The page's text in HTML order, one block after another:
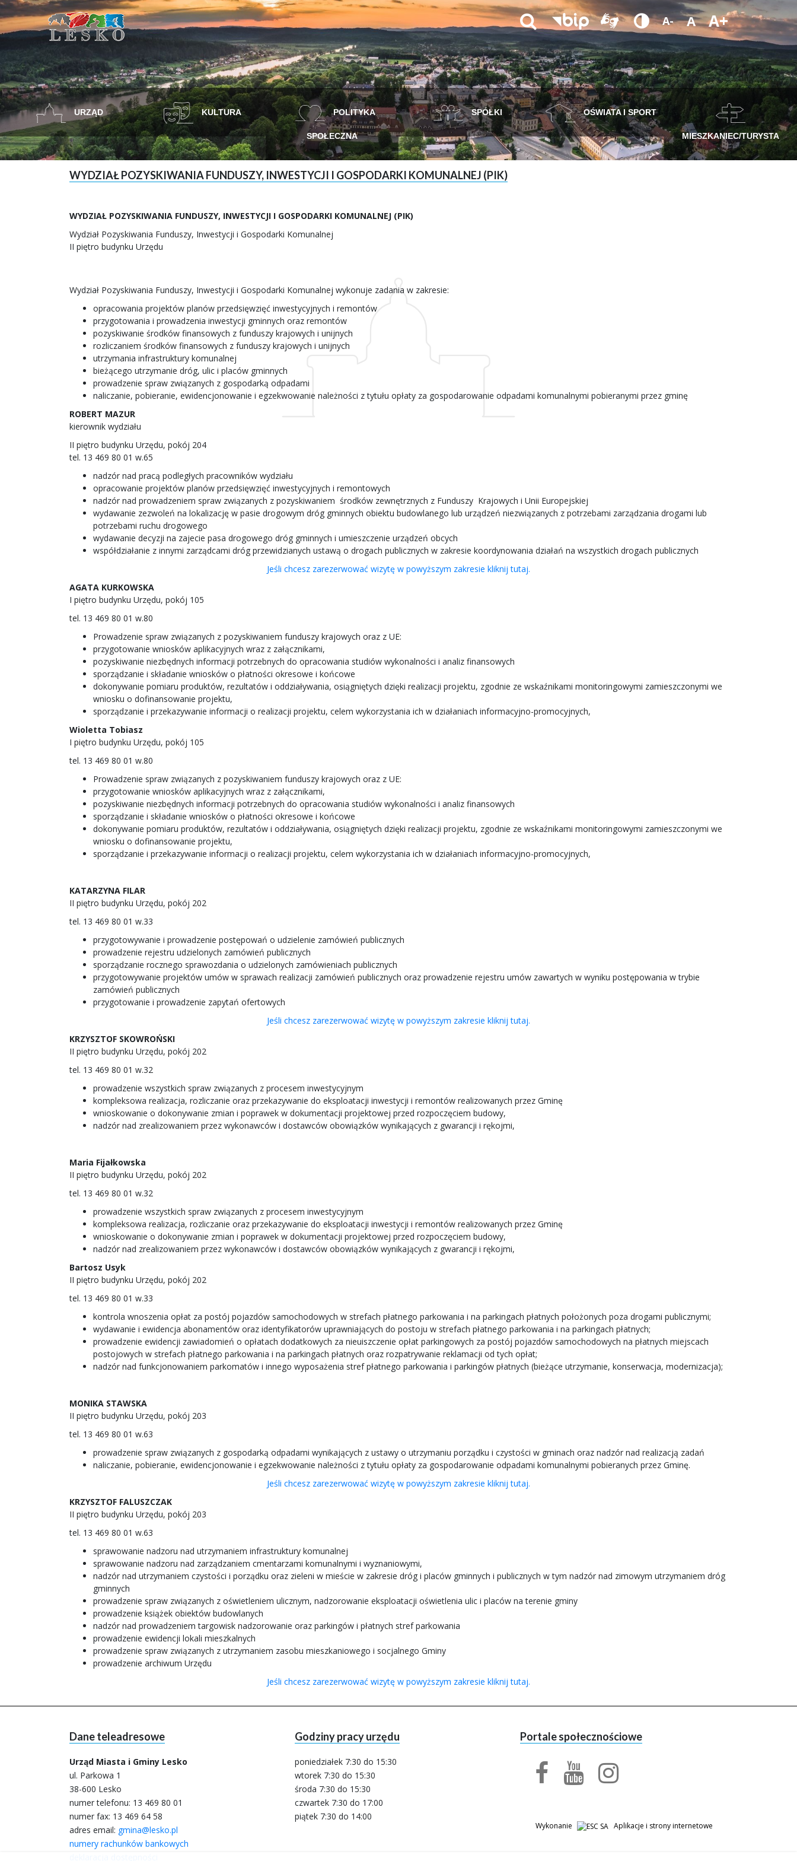
A- A A+
URZĄD KULTURA POLITYKA
SPOŁECZNA
SPÓŁKI OŚWIATA I SPORT
MIESZKANIEC/TURYSTA
WYDZIAŁ POZYSKIWANIA FUNDUSZY, INWESTYCJI I GOSPODARKI KOMUNALNEJ (PIK)
WYDZIAŁ POZYSKIWANIA FUNDUSZY, INWESTYCJI I GOSPODARKI KOMUNALNEJ (PIK)
Wydział Pozyskiwania Funduszy, Inwestycji i Gospodarki Komunalnej
II piętro budynku Urzędu
Wydział Pozyskiwania Funduszy, Inwestycji i Gospodarki Komunalnej wykonuje zadania w zakresie:
opracowania projektów planów przedsięwzięć inwestycyjnych i remontów
przygotowania i prowadzenia inwestycji gminnych oraz remontów
pozyskiwanie środków finansowych z funduszy krajowych i unijnych
rozliczaniem środków finansowych z funduszy krajowych i unijnych
utrzymania infrastruktury komunalnej
bieżącego utrzymanie dróg, ulic i placów gminnych
prowadzenie spraw związanych z gospodarką odpadami
naliczanie, pobieranie, ewidencjonowanie i egzekwowanie należności z tytułu opłaty za gospodarowanie odpadami komunalnymi pobieranymi przez gminę
ROBERT MAZUR
kierownik wydziału
II piętro budynku Urzędu, pokój 204
tel. 13 469 80 01 w.65
nadzór nad pracą podległych pracowników wydziału
opracowanie projektów planów przedsięwzięć inwestycyjnych i remontowych
nadzór nad prowadzeniem spraw związanych z pozyskiwaniem środków zewnętrznych z Funduszy Krajowych i Unii Europejskiej
wydawanie zezwoleń na lokalizację w pasie drogowym dróg gminnych obiektu budowlanego lub urządzeń niezwiązanych z potrzebami zarządzania drogami lub
potrzebami ruchu drogowego
wydawanie decyzji na zajecie pasa drogowego dróg gminnych i umieszczenie urządzeń obcych
współdziałanie z innymi zarządcami dróg przewidzianych ustawą o drogach publicznych w zakresie koordynowania działań na wszystkich drogach publicznych
Jeśli chcesz zarezerwować wizytę w powyższym zakresie kliknij tutaj.
AGATA KURKOWSKA
I piętro budynku Urzędu, pokój 105
tel. 13 469 80 01 w.80
Prowadzenie spraw związanych z pozyskiwaniem funduszy krajowych oraz z UE:
przygotowanie wniosków aplikacyjnych wraz z załącznikami,
pozyskiwanie niezbędnych informacji potrzebnych do opracowania studiów wykonalności i analiz finansowych
sporządzanie i składanie wniosków o płatności okresowe i końcowe
dokonywanie pomiaru produktów, rezultatów i oddziaływania, osiągniętych dzięki realizacji projektu, zgodnie ze wskaźnikami monitoringowymi zamieszczonymi we
wniosku o dofinansowanie projektu,
sporządzanie i przekazywanie informacji o realizacji projektu, celem wykorzystania ich w działaniach informacyjno-promocyjnych,
Wioletta Tobiasz
I piętro budynku Urzędu, pokój 105
tel. 13 469 80 01 w.80
Prowadzenie spraw związanych z pozyskiwaniem funduszy krajowych oraz z UE:
przygotowanie wniosków aplikacyjnych wraz z załącznikami,
pozyskiwanie niezbędnych informacji potrzebnych do opracowania studiów wykonalności i analiz finansowych
sporządzanie i składanie wniosków o płatności okresowe i końcowe
dokonywanie pomiaru produktów, rezultatów i oddziaływania, osiągniętych dzięki realizacji projektu, zgodnie ze wskaźnikami monitoringowymi zamieszczonymi we
wniosku o dofinansowanie projektu,
sporządzanie i przekazywanie informacji o realizacji projektu, celem wykorzystania ich w działaniach informacyjno-promocyjnych,
KATARZYNA FILAR
II piętro budynku Urzędu, pokój 202
tel. 13 469 80 01 w.33
przygotowywanie i prowadzenie postępowań o udzielenie zamówień publicznych
prowadzenie rejestru udzielonych zamówień publicznych
sporządzanie rocznego sprawozdania o udzielonych zamówieniach publicznych
przygotowywanie projektów umów w sprawach realizacji zamówień publicznych oraz prowadzenie rejestru umów zawartych w wyniku postępowania w trybie
zamówień publicznych
przygotowanie i prowadzenie zapytań ofertowych
Jeśli chcesz zarezerwować wizytę w powyższym zakresie kliknij tutaj.
KRZYSZTOF SKOWROŃSKI
II piętro budynku Urzędu, pokój 202
tel. 13 469 80 01 w.32
prowadzenie wszystkich spraw związanych z procesem inwestycyjnym
kompleksowa realizacja, rozliczanie oraz przekazywanie do eksploatacji inwestycji i remontów realizowanych przez Gminę
wnioskowanie o dokonywanie zmian i poprawek w dokumentacji projektowej przed rozpoczęciem budowy,
nadzór nad zrealizowaniem przez wykonawców i dostawców obowiązków wynikających z gwarancji i rękojmi,
Maria Fijałkowska
II piętro budynku Urzędu, pokój 202
tel. 13 469 80 01 w.32
prowadzenie wszystkich spraw związanych z procesem inwestycyjnym
kompleksowa realizacja, rozliczanie oraz przekazywanie do eksploatacji inwestycji i remontów realizowanych przez Gminę
wnioskowanie o dokonywanie zmian i poprawek w dokumentacji projektowej przed rozpoczęciem budowy,
nadzór nad zrealizowaniem przez wykonawców i dostawców obowiązków wynikających z gwarancji i rękojmi,
Bartosz Usyk
II piętro budynku Urzędu, pokój 202
tel. 13 469 80 01 w.33
kontrola wnoszenia opłat za postój pojazdów samochodowych w strefach płatnego parkowania i na parkingach płatnych położonych poza drogami publicznymi;
wydawanie i ewidencja abonamentów oraz identyfikatorów uprawniających do postoju w strefach płatnego parkowania i na parkingach płatnych;
prowadzenie ewidencji zawiadomień o opłatach dodatkowych za nieuiszczenie opłat parkingowych za postój pojazdów samochodowych na płatnych miejscach
postojowych w strefach płatnego parkowania i na parkingach płatnych oraz rozpatrywanie reklamacji od tych opłat;
nadzór nad funkcjonowaniem parkomatów i innego wyposażenia stref płatnego parkowania i parkingów płatnych (bieżące utrzymanie, konserwacja, modernizacja);
MONIKA STAWSKA
II piętro budynku Urzędu, pokój 203
tel. 13 469 80 01 w.63
prowadzenie spraw związanych z gospodarką odpadami wynikających z ustawy o utrzymaniu porządku i czystości w gminach oraz nadzór nad realizacją zadań
naliczanie, pobieranie, ewidencjonowanie i egzekwowanie należności z tytułu opłaty za gospodarowanie odpadami komunalnymi pobieranych przez Gminę.
Jeśli chcesz zarezerwować wizytę w powyższym zakresie kliknij tutaj.
KRZYSZTOF FALUSZCZAK
II piętro budynku Urzędu, pokój 203
tel. 13 469 80 01 w.63
sprawowanie nadzoru nad utrzymaniem infrastruktury komunalnej
sprawowanie nadzoru nad zarządzaniem cmentarzami komunalnymi i wyznaniowymi,
nadzór nad utrzymaniem czystości i porządku oraz zieleni w mieście w zakresie dróg i placów gminnych i publicznych w tym nadzór nad zimowym utrzymaniem dróg
gminnych
prowadzenie spraw związanych z oświetleniem ulicznym, nadzorowanie eksploatacji oświetlenia ulic i placów na terenie gminy
prowadzenie książek obiektów budowlanych
nadzór nad prowadzeniem targowisk nadzorowanie oraz parkingów i płatnych stref parkowania
prowadzenie ewidencji lokali mieszkalnych
prowadzenie spraw związanych z utrzymaniem zasobu mieszkaniowego i socjalnego Gminy
prowadzenie archiwum Urzędu
Jeśli chcesz zarezerwować wizytę w powyższym zakresie kliknij tutaj.
Dane teleadresowe
Urząd Miasta i Gminy Lesko
ul. Parkowa 1
38-600 Lesko
numer telefonu: 13 469 80 01
numer fax: 13 469 64 58
adres email: gmina@lesko.pl
numery rachunków bankowych
Godziny pracy urzędu
poniedziałek 7:30 do 15:30
wtorek 7:30 do 15:30
środa 7:30 do 15:30
czwartek 7:30 do 17:00
piątek 7:30 do 14:00
Portale społecznościowe
facebook profil urzędu miasta
youtubekanał urzędu miasta
facebook
Wykonanie Aplikacje i strony internetowe